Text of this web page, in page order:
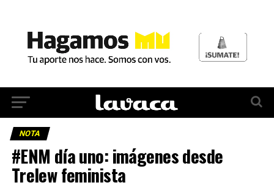
NOTA
#ENM día uno: imágenes desde
Trelew feminista